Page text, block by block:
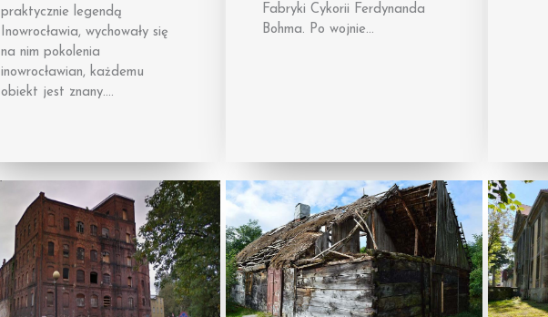
praktycznie legendą
Inowrocławia, wychowały się
na nim pokolenia
inowrocławian, każdemu
obiekt jest znany….
Fabryki Cykorii Ferdynanda
Bohma. Po wojnie…